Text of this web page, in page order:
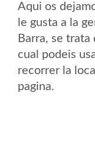
Aqui os
le gusta a la
Barra, se trata
cual podeis
recorrer la
pagina.